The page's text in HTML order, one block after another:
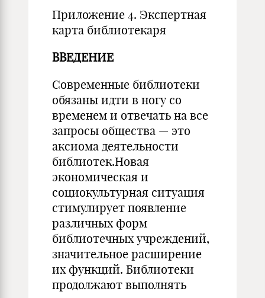
Приложение 4. Экспертная
карта библиотекаря
ВВЕДЕНИЕ
Современные библиотеки
обязаны идти в ногу со
временем и отвечать на все
запросы общества — это
аксиома деятельности
библиотек.Новая
экономическая и
социокультурная ситуация
стимулирует появление
различных форм
библиотечных учреждений,
значительное расширение
их функций. Библиотеки
продолжают выполнять